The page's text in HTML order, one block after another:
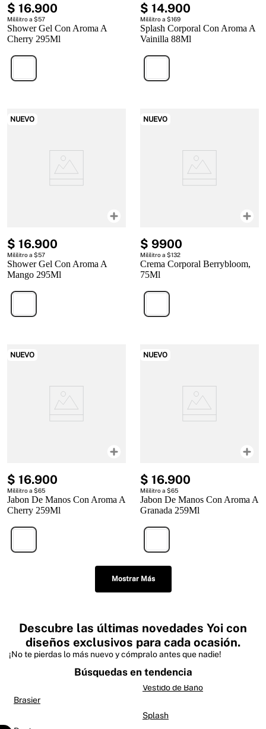
$ 16.900
Mililitro a $57
Shower Gel Con Aroma A
Cherry 295Ml
$ 14.900
Mililitro a $169
Splash Corporal Con Aroma A
Vainilla 88Ml
NUEVO
$ 16.900
Mililitro a $57
Shower Gel Con Aroma A
Mango 295Ml
NUEVO
$ 9900
Mililitro a $132
Crema Corporal Berrybloom,
75Ml
NUEVO
$ 16.900
Mililitro a $65
Jabon De Manos Con Aroma A
Cherry 259Ml
NUEVO
$ 16.900
Mililitro a $65
Jabon De Manos Con Aroma A
Granada 259Ml
Mostrar Más
Descubre las últimas novedades Yoi con
diseños exclusivos para cada ocasión.
¡No te pierdas lo más nuevo y cómpralo antes que nadie!
Búsquedas en tendencia
Brasier
Vestido de Baño
Splash